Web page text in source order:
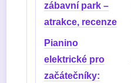
zábavní park –
atrakce, recenze
Pianino
elektrické pro
začátečníky: